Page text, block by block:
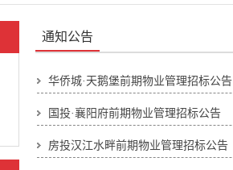
通知公告
华侨城·天鹅堡前期物业管理招标公告
国投·襄阳府前期物业管理招标公告
房投汉江水畔前期物业管理招标公告